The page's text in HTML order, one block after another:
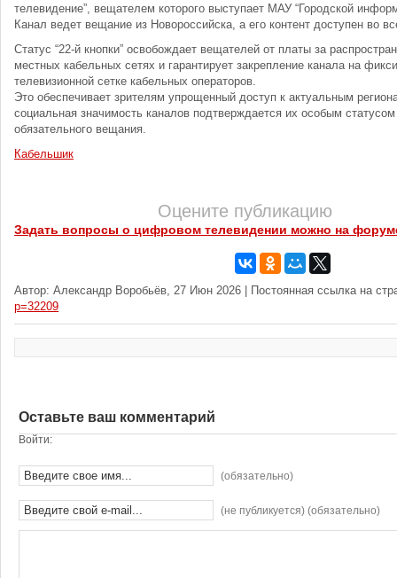
телевидение”, вещателем которого выступает МАУ “Городской
Канал ведет вещание из Новороссийска, а его контент доступен во
Статус “22-й кнопки” освобождает вещателей от платы за
местных кабельных сетях и гарантирует закрепление канала на
телевизионной сетке кабельных операторов.
Это обеспечивает зрителям упрощенный доступ к актуальным
социальная значимость каналов подтверждается их особым
обязательного вещания.
Кабельшик
Оцените публикацию
Задать вопросы о цифровом телевидении можно на
Автор: Александр Воробьёв, 27 Июн 2026 | Постоянная ссылка на
p=32209
Оставьте ваш комментарий
Войти:
(обязательно)
(не публикуется) (обязательно)